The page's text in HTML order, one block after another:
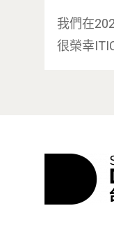
我們在
很榮幸